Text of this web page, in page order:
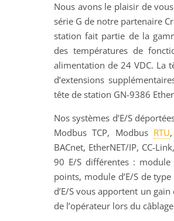
Nous avons le plaisir de
série G de notre partenaire
station fait partie de la
des températures de
alimentation de 24 VDC. La
d’extensions
tête de station GN-9386
Nos systèmes d’E/S
Modbus TCP, Modbus RTU
BACnet, EtherNET/IP, CC-
90 E/S différentes : module
points, module d’E/S de
d’E/S vous apportent un
de l’opérateur lors du